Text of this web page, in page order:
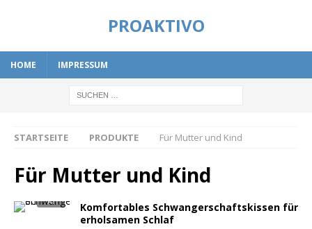
PROAKTIVO
HOME IMPRESSUM
STARTSEITE PRODUKTE Für Mutter und Kind
Für Mutter und Kind
Komfortables Schwangerschaftskissen für
erholsamen Schlaf